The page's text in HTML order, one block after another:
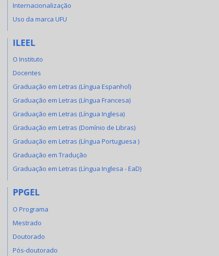
Internacionalização
Uso da marca UFU
ILEEL
O Instituto
Docentes
Graduação em Letras (Língua Espanhol)
Graduação em Letras (Língua Francesa)
Graduação em Letras (Língua Inglesa)
Graduação em Letras (Domínio de Libras)
Graduação em Letras (Língua Portuguesa )
Graduação em Tradução
Graduação em Letras (Língua Inglesa - EaD)
PPGEL
O Programa
Mestrado
Doutorado
Pós-doutorado